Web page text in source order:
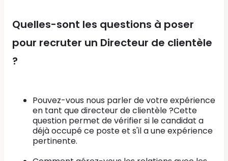
Quelles-sont les questions à poser
pour recruter un Directeur de clientèle
?
Pouvez-vous nous parler de votre expérience
en tant que directeur de clientèle ?Cette
question permet de vérifier si le candidat a
déjà occupé ce poste et s'il a une expérience
pertinente.